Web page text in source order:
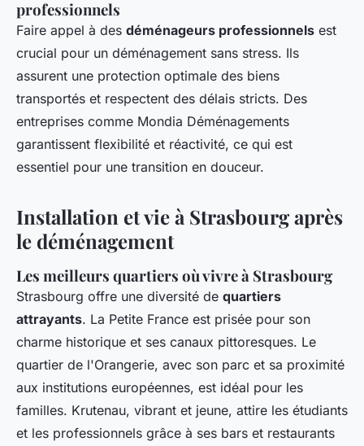
professionnels
Faire appel à des déménageurs professionnels est
crucial pour un déménagement sans stress. Ils
assurent une protection optimale des biens
transportés et respectent des délais stricts. Des
entreprises comme Mondia Déménagements
garantissent flexibilité et réactivité, ce qui est
essentiel pour une transition en douceur.
Installation et vie à Strasbourg après
le déménagement
Les meilleurs quartiers où vivre à Strasbourg
Strasbourg offre une diversité de quartiers
attrayants. La Petite France est prisée pour son
charme historique et ses canaux pittoresques. Le
quartier de l'Orangerie, avec son parc et sa proximité
aux institutions européennes, est idéal pour les
familles. Krutenau, vibrant et jeune, attire les étudiants
et les professionnels grâce à ses bars et restaurants